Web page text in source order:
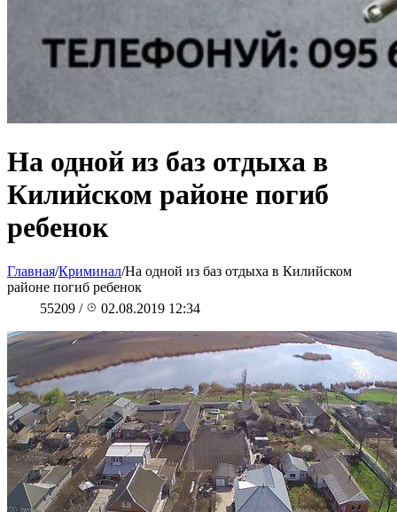
На одной из баз отдыха в
Килийском районе погиб
ребенок
Главная/Криминал/На одной из баз отдыха в Килийском
районе погиб ребенок
55209 / 02.08.2019 12:34